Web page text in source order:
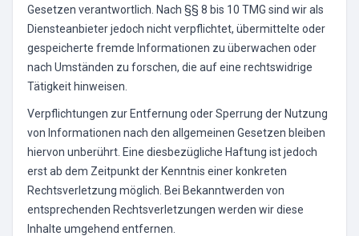
Gesetzen verantwortlich. Nach §§ 8 bis 10 TMG sind wir als
Diensteanbieter jedoch nicht verpflichtet, übermittelte oder
gespeicherte fremde Informationen zu überwachen oder
nach Umständen zu forschen, die auf eine rechtswidrige
Tätigkeit hinweisen.
Verpflichtungen zur Entfernung oder Sperrung der Nutzung
von Informationen nach den allgemeinen Gesetzen bleiben
hiervon unberührt. Eine diesbezügliche Haftung ist jedoch
erst ab dem Zeitpunkt der Kenntnis einer konkreten
Rechtsverletzung möglich. Bei Bekanntwerden von
entsprechenden Rechtsverletzungen werden wir diese
Inhalte umgehend entfernen.